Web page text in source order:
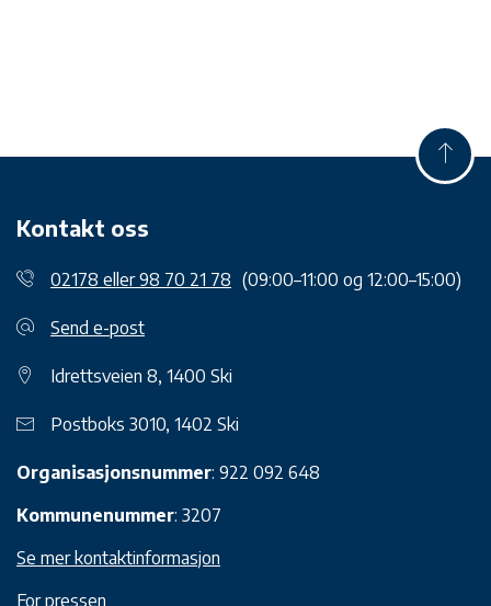
Kontakt oss
02178 eller 98 70 21 78 (09:00–11:00 og 12:00–15:00)
Send e-post
Idrettsveien 8, 1400 Ski
Postboks 3010, 1402 Ski
Organisasjonsnummer: 922 092 648
Kommunenummer: 3207
Se mer kontaktinformasjon
For pressen